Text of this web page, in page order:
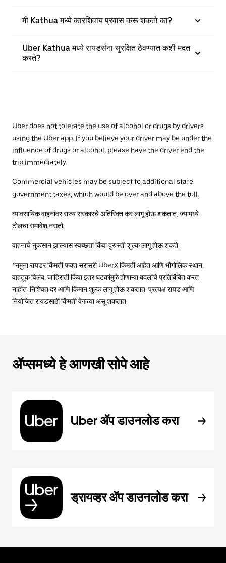
मी Kathua मध्ये कारशिवाय प्रवास करू शकतो का?
Uber Kathua मध्ये रायडर्सना सुरक्षित ठेवण्यात कशी मदत
करते?
Uber does not tolerate the use of alcohol or drugs by drivers
using the Uber app. If you believe your driver may be under the
influence of drugs or alcohol, please have the driver end the
trip immediately.
Commercial vehicles may be subject to additional state
government taxes, which would be over and above the toll.
व्यावसायिक वाहनांवर राज्य सरकारचे अतिरिक्त कर लागू होऊ शकतात, ज्यामध्ये
टोलचा समावेश नसतो.
वाहनाचे नुकसान झाल्यास स्वच्छता किंवा दुरुस्ती शुल्क लागू होऊ शकते.
*नमुना रायडर किंमती फक्त सरासरी UberX किंमती आहेत आणि भौगोलिक स्थान,
वाहतूक विलंब, जाहिराती किंवा इतर घटकांमुळे होणाऱ्या बदलांचे प्रतिबिंबित करत
नाहीत. निश्चित दर आणि किमान शुल्क लागू होऊ शकतात. प्रत्यक्ष रायड आणि
नियोजित रायडसाठी किंमती वेगळ्या असू शकतात.
ॲप्समध्ये हे आणखी सोपे आहे
Uber ॲप डाउनलोड करा
ड्रायव्हर ॲप डाउनलोड करा